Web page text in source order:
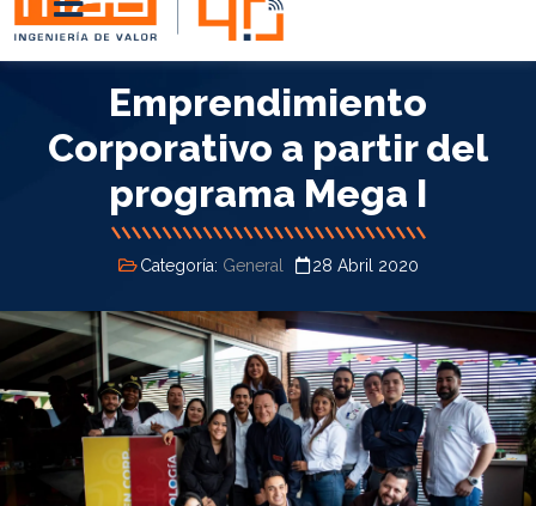
Emprendimiento
Corporativo a partir del
programa Mega I
Categoría: General 28 Abril 2020